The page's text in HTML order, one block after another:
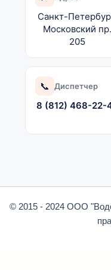
Санкт-
Московский пр.
205
📞 Диспетчер
8 (812) 468-22-
© 2015 - 2024 ООО